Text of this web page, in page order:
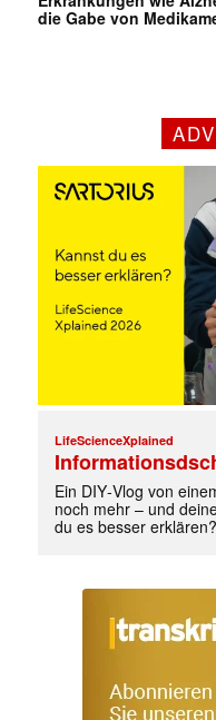
die Gabe von
LifeScienceXplained
Ein DIY‑Vlog von
noch mehr – und
du es besser erklären?